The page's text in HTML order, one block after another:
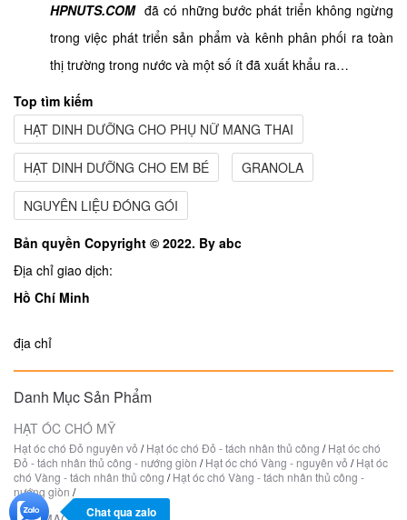
HPNUTS.COMđã có những bước phát triển không ngừng
trong việc phát triển sản phẩm và kênh phân phối ra toàn
thị trường trong nước và một số ít đã xuất khẩu ra…
Top tìm kiếm
HẠT DINH DƯỠNG CHO PHỤ NỮ MANG THAI
HẠT DINH DƯỠNG CHO EM BÉ GRANOLA
NGUYÊN LIỆU ĐÓNG GÓI
Bản quyền Copyright © 2022. By abc
Địa chỉ giao dịch:
Hồ Chí Minh
địa chỉ
Danh Mục Sản Phẩm
HẠT ÓC CHÓ MỸ
Hạt óc chó Đỏ nguyên vỏ /Hạt óc chó Đỏ - tách nhân thủ công /Hạt óc chó
Đỏ - tách nhân thủ công - nướng giòn /Hạt óc chó Vàng - nguyên vỏ /Hạt óc
chó Vàng - tách nhân thủ công /Hạt óc chó Vàng - tách nhân thủ công -
nướng giòn /
Chat qua zalo